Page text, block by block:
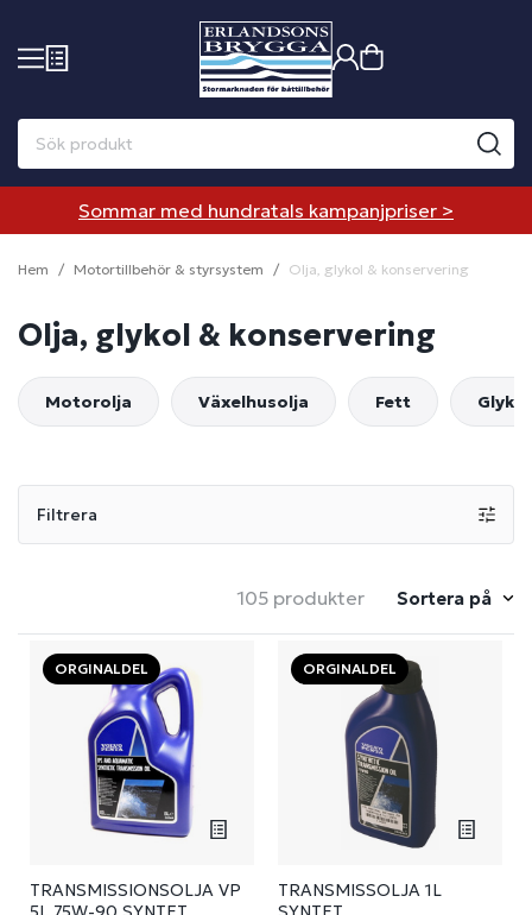
Sommar med hundratals kampanjpriser >
Hem Motortillbehör & styrsystem Olja, glykol & konservering
Olja, glykol & konservering
Motorolja Växelhusolja Fett Glykol
Filtrera
105 produkter Sortera på
ORGINALDEL
TRANSMISSIONSOLJA VP
ORGINALDEL
TRANSMISSOLJA 1L